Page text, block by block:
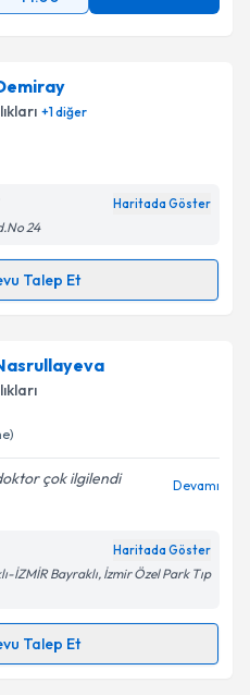
+1diğer
Haritada Göster
24
Talep Et
için randevu takvimi talebi
randevu almanız için bir
posta ile bilgilendireceğiz.
Aydınlatma
verilerimin belirtilen
Gönder
çok ilgilendi
Devamı
Haritada Göster
İZMİR Bayraklı, İzmir Özel Park Tıp
Talep Et